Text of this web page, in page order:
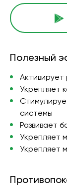
Полезный
Укрепляет
системы
Развивает
Укрепляет
Укрепляет